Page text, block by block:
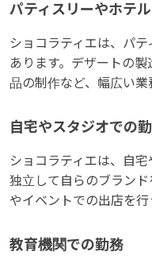
パティスリーやホテ
ショコラティエは、パ
あります。デザートの
品の制作など、幅広い業
自宅やスタジオでの
ショコラティエは、自宅
独立して自らのブラン
やイベントでの出店を行
教育機関での勤務